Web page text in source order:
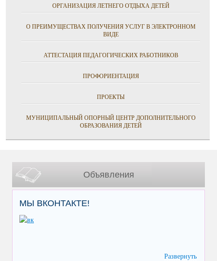
ОРГАНИЗАЦИЯ ЛЕТНЕГО ОТДЫХА ДЕТЕЙ
О ПРЕИМУЩЕСТВАХ ПОЛУЧЕНИЯ УСЛУГ В ЭЛЕКТРОННОМ
ВИДЕ
АТТЕСТАЦИЯ ПЕДАГОГИЧЕСКИХ РАБОТНИКОВ
ПРОФОРИЕНТАЦИЯ
ПРОЕКТЫ
МУНИЦИПАЛЬНЫЙ ОПОРНЫЙ ЦЕНТР ДОПОЛНИТЕЛЬНОГО
ОБРАЗОВАНИЯ ДЕТЕЙ
Объявления
МЫ ВКОНТАКТЕ!
Развернуть